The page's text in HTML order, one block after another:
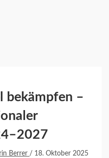
bekämpfen –
Berrer / 18. Oktober 2025